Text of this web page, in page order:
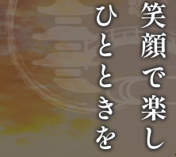
物・
唐
揚
げ》 笑顔で楽しい
ひとときを